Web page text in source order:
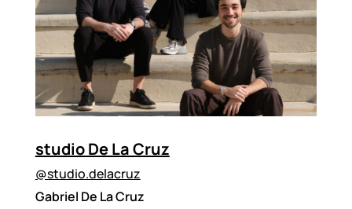
studio De La Cruz
@studio.delacruz
Gabriel De La Cruz